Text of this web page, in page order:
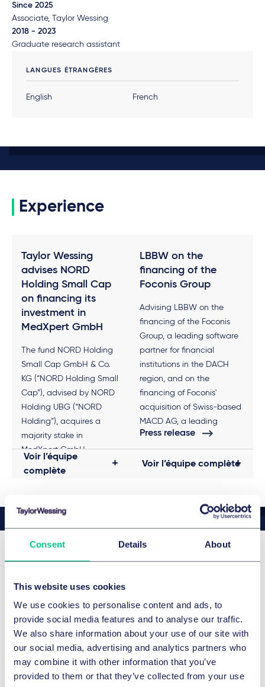
Consent Details About
This website uses cookies
We use cookies to personalise content and ads, to
provide social media features and to analyse our traffic.
We also share information about your use of our site with
our social media, advertising and analytics partners who
may combine it with other information that you’ve
provided to them or that they’ve collected from your use
Since 2025
Associate, Taylor Wessing
2018 - 2023
Graduate research assistant
LANGUES ÉTRANGÈRES
English French
Experience
Taylor Wessing
advises NORD
Holding Small Cap
on financing its
investment in
MedXpert GmbH
The fund NORD Holding
Small Cap GmbH & Co.
KG (“NORD Holding Small
Cap”), advised by NORD
Holding UBG (“NORD
Holding”), acquires a
majority stake in
MedXpert GmbH
(“MedXpert”) as part of a
Voir l’équipe
complète
LBBW on the
financing of the
Foconis Group
Advising LBBW on the
financing of the Foconis
Group, a leading software
partner for financial
institutions in the DACH
region, and on the
financing of Foconis'
acquisition of Swiss-based
MACD AG, a leading
provider of trading
connectivity.
Press release
Voir l’équipe complète
récentes